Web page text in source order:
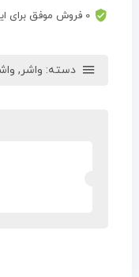
0 فروش موفق برای این محصول
دسته: واشر ,